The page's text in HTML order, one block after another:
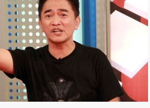
委選戰，不是換總統候選人，而
的在野黨